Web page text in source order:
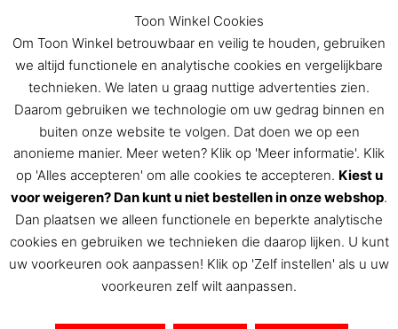
inhoud
De Toon Hermans winkel
BL2 (306×1024)
DoorToon Hermans/17 augustus 2017
Toon Winkel Cookies
Om Toon Winkel betrouwbaar en veilig te houden, gebruiken
we altijd functionele en analytische cookies en vergelijkbare
technieken. We laten u graag nuttige advertenties zien.
Daarom gebruiken we technologie om uw gedrag binnen en
buiten onze website te volgen. Dat doen we op een
anonieme manier. Meer weten? Klik op 'Meer informatie'. Klik
op 'Alles accepteren' om alle cookies te accepteren. Kiest u
voor weigeren? Dan kunt u niet bestellen in onze webshop.
Dan plaatsen we alleen functionele en beperkte analytische
cookies en gebruiken we technieken die daarop lijken. U kunt
uw voorkeuren ook aanpassen! Klik op 'Zelf instellen' als u uw
voorkeuren zelf wilt aanpassen.